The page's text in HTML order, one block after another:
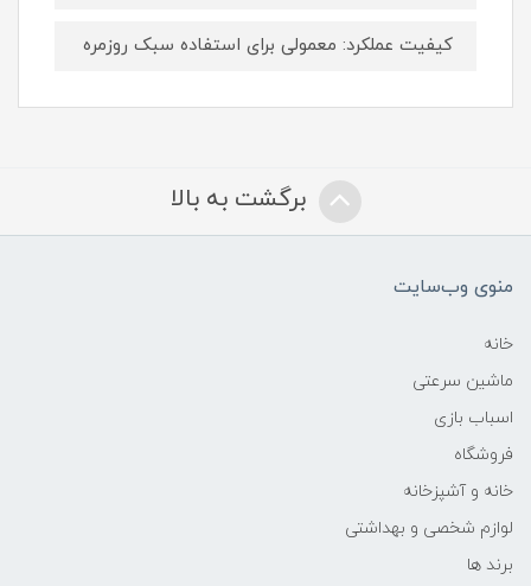
کیفیت عملکرد: معمولی برای استفاده سبک روزمره
برگشت به بالا
منوی وب‌سایت
خانه
ماشین سرعتی
اسباب بازی
فروشگاه
خانه و آشپزخانه
لوازم شخصی و بهداشتی
برند ها